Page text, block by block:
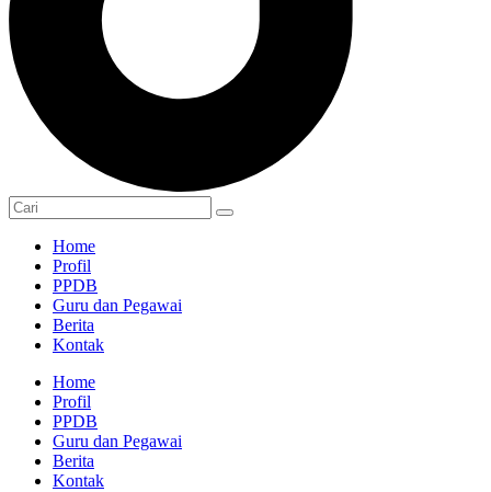
Home
Profil
PPDB
Guru dan Pegawai
Berita
Kontak
Home
Profil
PPDB
Guru dan Pegawai
Berita
Kontak